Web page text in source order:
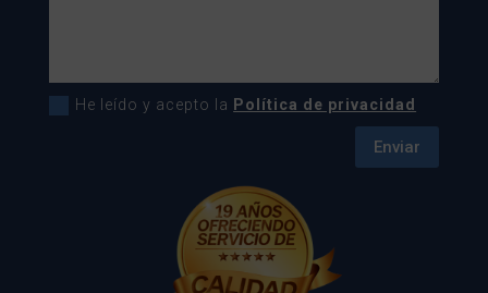
He leído y acepto la Política de privacidad
Enviar